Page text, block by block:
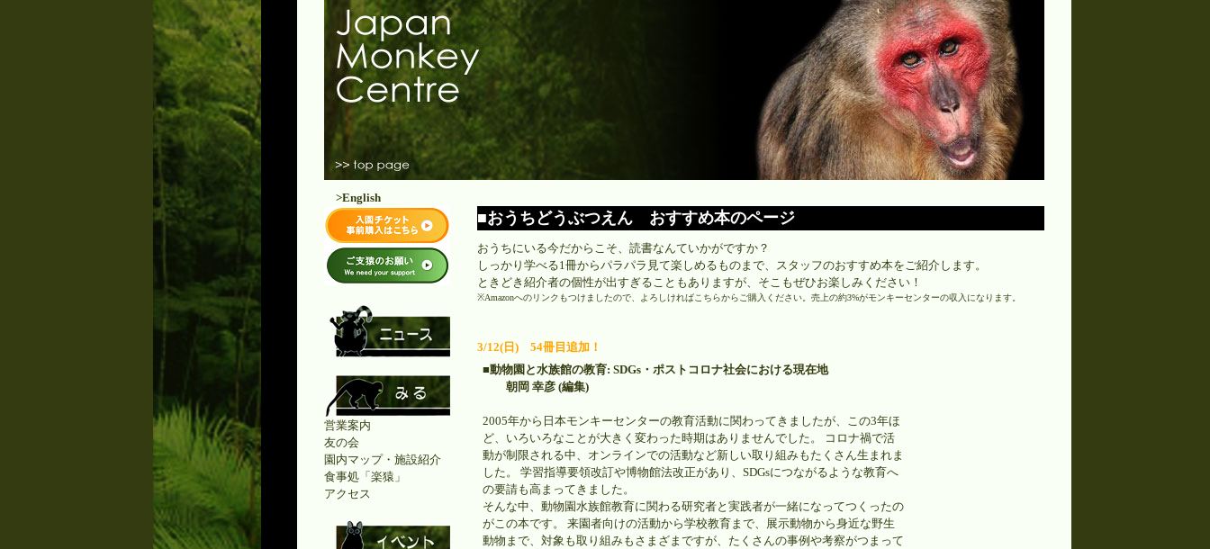
■おうちどうぶつえん おすすめ本のページ
おうちにいる今だからこそ、読書なんていかがですか？
しっかり学べる1冊からパラパラ見て楽しめるものまで、スタッフのおすすめ本をご紹介します。
ときどき紹介者の個性が出すぎることもありますが、そこもぜひお楽しみください！
※Amazonへのリンクもつけましたので、よろしければこちらからご購入ください。売上の約3%がモンキーセンターの収入になります。
3/12(日) 54冊目追加！
■動物園と水族館の教育: SDGs・ポストコロナ社会における現在地
朝岡 幸彦 (編集)
2005年から日本モンキーセンターの教育活動に関わってきましたが、この3年ほ
ど、いろいろなことが大きく変わった時期はありませんでした。 コロナ禍で活
動が制限される中、オンラインでの活動など新しい取り組みもたくさん生まれま
した。 学習指導要領改訂や博物館法改正があり、SDGsにつながるような教育へ
の要請も高まってきました。
そんな中、動物園水族館教育に関わる研究者と実践者が一緒になってつくったの
がこの本です。 来園者向けの活動から学校教育まで、展示動物から身近な野生
動物まで、対象も取り組みもさまざまですが、たくさんの事例や考察がつまって
>English
営業案内
友の会
園内マップ・施設紹介
食事処「楽猿」
アクセス